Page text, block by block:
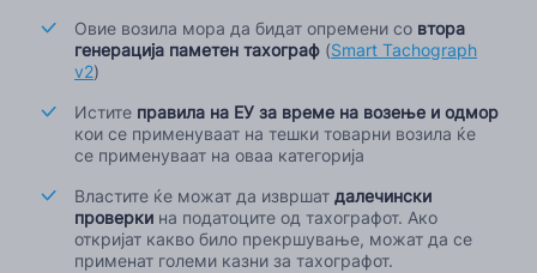
Овие возила мора да бидат опремени со втора
генерација паметен тахограф (Smart Tachograph
v2)
Истите правила на ЕУ за време на возење и одмор
кои се применуваат на тешки товарни возила ќе
се применуваат на оваа категорија
Властите ќе можат да извршат далечински
проверки на податоците од тахографот. Ако
откријат какво било прекршување, можат да се
применат големи казни за тахографот.